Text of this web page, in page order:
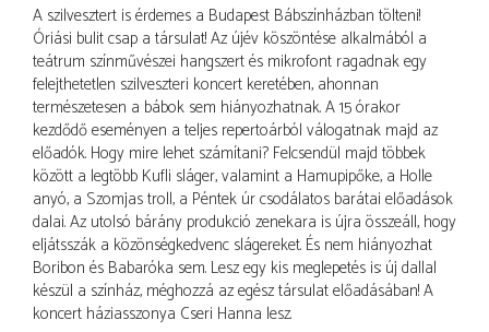
A szilvesztert is érdemes a Budapest Bábszínházban tölteni!
Óriási bulit csap a társulat! Az újév köszöntése alkalmából a
teátrum színművészei hangszert és mikrofont ragadnak egy
felejthetetlen szilveszteri koncert keretében, ahonnan
természetesen a bábok sem hiányozhatnak. A 15 órakor
kezdődő eseményen a teljes repertoárból válogatnak majd az
előadók. Hogy mire lehet számítani? Felcsendül majd többek
között a legtöbb Kufli sláger, valamint a Hamupipőke, a Holle
anyó, a Szomjas troll, a Péntek úr csodálatos barátai előadások
dalai. Az utolsó bárány produkció zenekara is újra összeáll, hogy
eljátsszák a közönségkedvenc slágereket. És nem hiányozhat
Boribon és Babaróka sem. Lesz egy kis meglepetés is: új dallal
készül a színház, méghozzá az egész társulat előadásában! A
koncert háziasszonya Cseri Hanna lesz.